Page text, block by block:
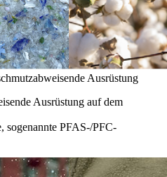
Ausrüstung
Ausrüstung auf dem
sogenannte PFAS-/PFC-